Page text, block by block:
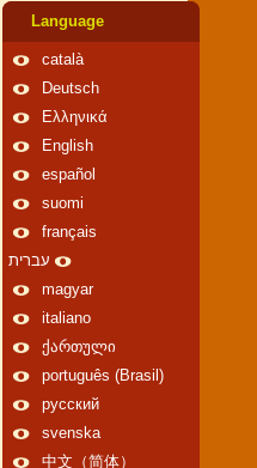
Language
català
Deutsch
Ελληνικά
English
español
suomi
français
עברית
magyar
italiano
ქართული
português (Brasil)
русский
svenska
中文（简体）